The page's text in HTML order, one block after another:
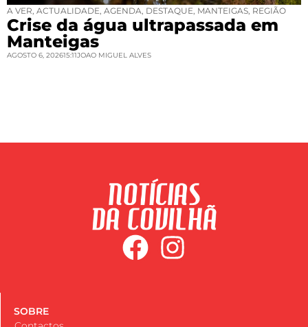
A VER ACTUALIDADE AGENDA DESTAQUE MANTEIGAS REGIÃO
Crise da água ultrapassada em
Manteigas
AGOSTO 6, 202615:11JOAO MIGUEL ALVES
SOBRE